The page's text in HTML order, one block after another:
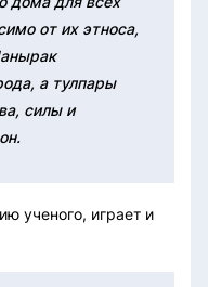
от их этноса,
а тулпары
силы и
ученого, играет и